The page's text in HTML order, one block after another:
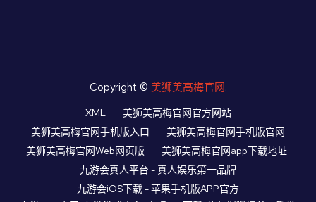
Copyright © 美狮美高梅官网.
XML
美狮美高梅官网官方网站
美狮美高梅官网手机版入口
美狮美高梅官网手机版官网
美狮美高梅官网Web网页版
美狮美高梅官网app下载地址
九游会真人平台 - 真人娱乐第一品牌
九游会iOS下载 - 苹果手机版APP官方